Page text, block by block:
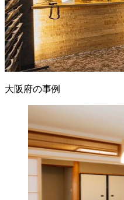
大阪府の事例